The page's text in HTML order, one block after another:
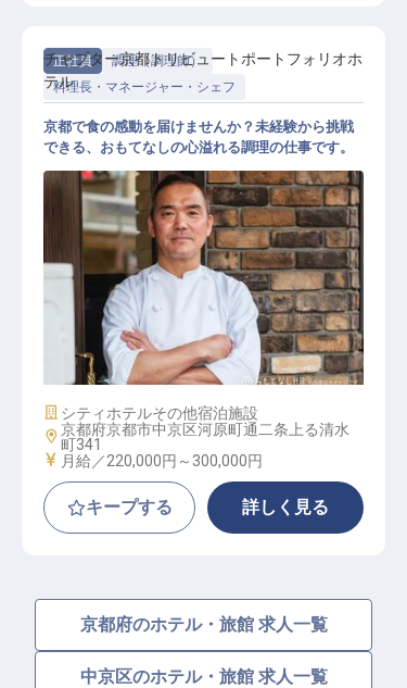
正社員
調理（調理師）
料理長・マネージャー・シェフ
コミシェフ（洋食・ペストリー）
チャプター京都トリビュートポートフォリオホ
テル
京都で食の感動を届けませんか？未経験から挑戦
できる、おもてなしの心溢れる調理の仕事です。
施設業態
シティホテルその他宿泊施設
勤務地
京都府京都市中京区河原町通二条上る清水
町341
給与
月給／220,000円～ 300,000円
キープする 詳しく見る
京都府のホテル・旅館 求人一覧
中京区のホテル・旅館 求人一覧